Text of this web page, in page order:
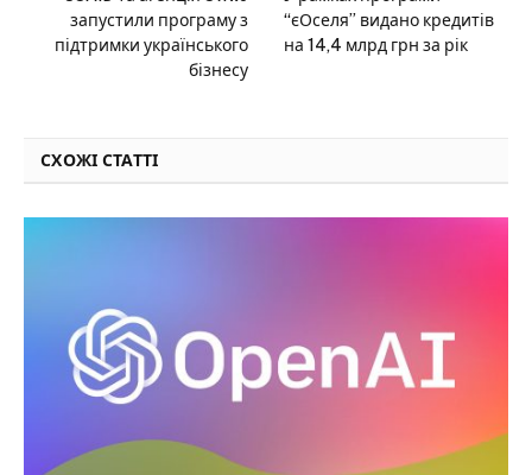
запустили програму з
підтримки українського
бізнесу
“єОселя” видано кредитів
на 14,4 млрд грн за рік
СХОЖІ СТАТТІ